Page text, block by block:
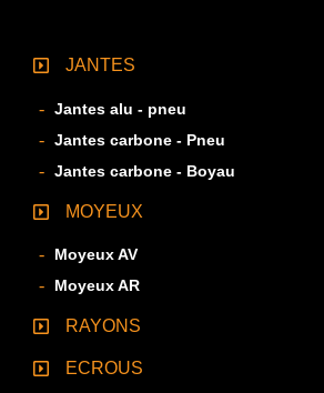
JANTES
Jantes alu - pneu
Jantes carbone - Pneu
Jantes carbone - Boyau
MOYEUX
Moyeux AV
Moyeux AR
RAYONS
ECROUS